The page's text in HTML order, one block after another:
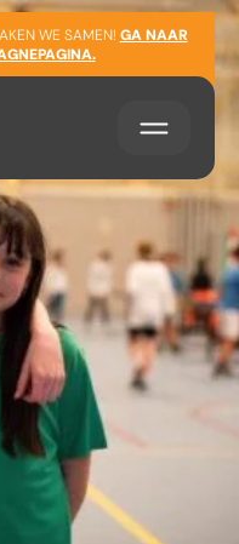
WE SAMEN! GA NAAR